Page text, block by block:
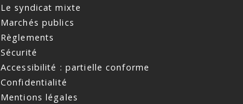
Le syndicat mixte
Marchés publics
Règlements
Sécurité
Accessibilité : partielle conforme
Confidentialité
Mentions légales